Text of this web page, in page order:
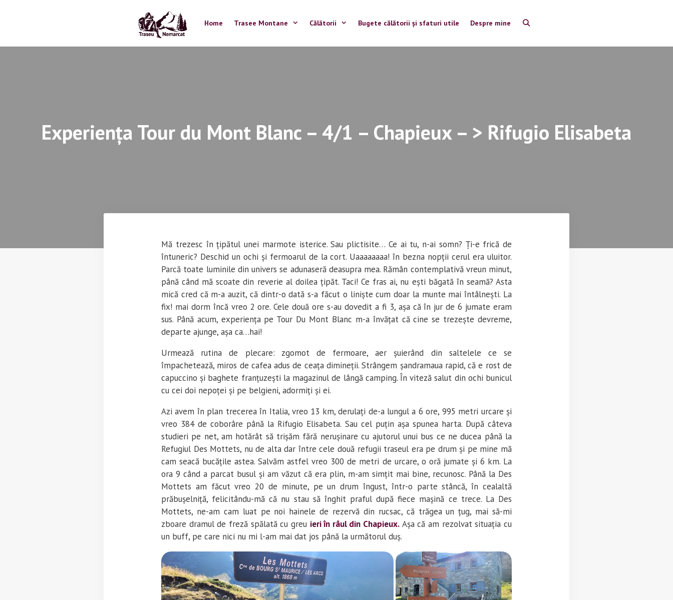
Home Trasee Montane Călătorii Bugete călătorii și sfaturi utile Despre mine
Experiența Tour du Mont Blanc – 4/1 – Chapieux – > Rifugio Elisabeta
Mă trezesc în țipătul unei marmote isterice. Sau plictisite… Ce ai tu, n-ai somn? Ți-e frică de
întuneric? Deschid un ochi și fermoarul de la cort. Uaaaaaaaa! în bezna nopții cerul era uluitor.
Parcă toate luminile din univers se adunaseră deasupra mea. Rămân contemplativă vreun minut,
până când mă scoate din reverie al doilea țipăt. Taci! Ce fras ai, nu ești băgată în seamă? Asta
mică cred că m-a auzit, că dintr-o dată s-a făcut o liniște cum doar la munte mai întâlnești. La
fix! mai dorm încă vreo 2 ore. Cele două ore s-au dovedit a fi 3, așa că în jur de 6 jumate eram
sus. Până acum, experiența pe Tour Du Mont Blanc m-a învățat că cine se trezește devreme,
departe ajunge, așa ca…hai!
Urmează rutina de plecare: zgomot de fermoare, aer șuierând din saltelele ce se
împachetează, miros de cafea adus de ceața dimineții. Strângem șandramaua rapid, că e rost de
capuccino și baghete franțuzești la magazinul de lângă camping. În viteză salut din ochi bunicul
cu cei doi nepoței și pe belgieni, adormiți și ei.
Azi avem în plan trecerea în Italia, vreo 13 km, derulați de-a lungul a 6 ore, 995 metri urcare și
vreo 384 de coborâre până la Rifugio Elisabeta. Sau cel puțin așa spunea harta. După câteva
studieri pe net, am hotărât să trișăm fără nerușinare cu ajutorul unui bus ce ne ducea până la
Refugiul Des Mottets, nu de alta dar între cele două refugii traseul era pe drum și pe mine mă
cam seacă bucățile astea. Salvăm astfel vreo 300 de metri de urcare, o oră jumate și 6 km. La
ora 9 când a parcat busul și am văzut că era plin, m-am simțit mai bine, recunosc. Până la Des
Mottets am făcut vreo 20 de minute, pe un drum îngust, într-o parte stâncă, în cealaltă
prăbușelniță, felicitându-mă că nu stau să înghit praful după fiece mașină ce trece. La Des
Mottets, ne-am cam luat pe noi hainele de rezervă din rucsac, că trăgea un țug, mai să-mi
zboare dramul de freză spălată cu greu ieri în râul din Chapieux. Așa că am rezolvat situația cu
un buff, pe care nici nu mi l-am mai dat jos până la următorul duș.